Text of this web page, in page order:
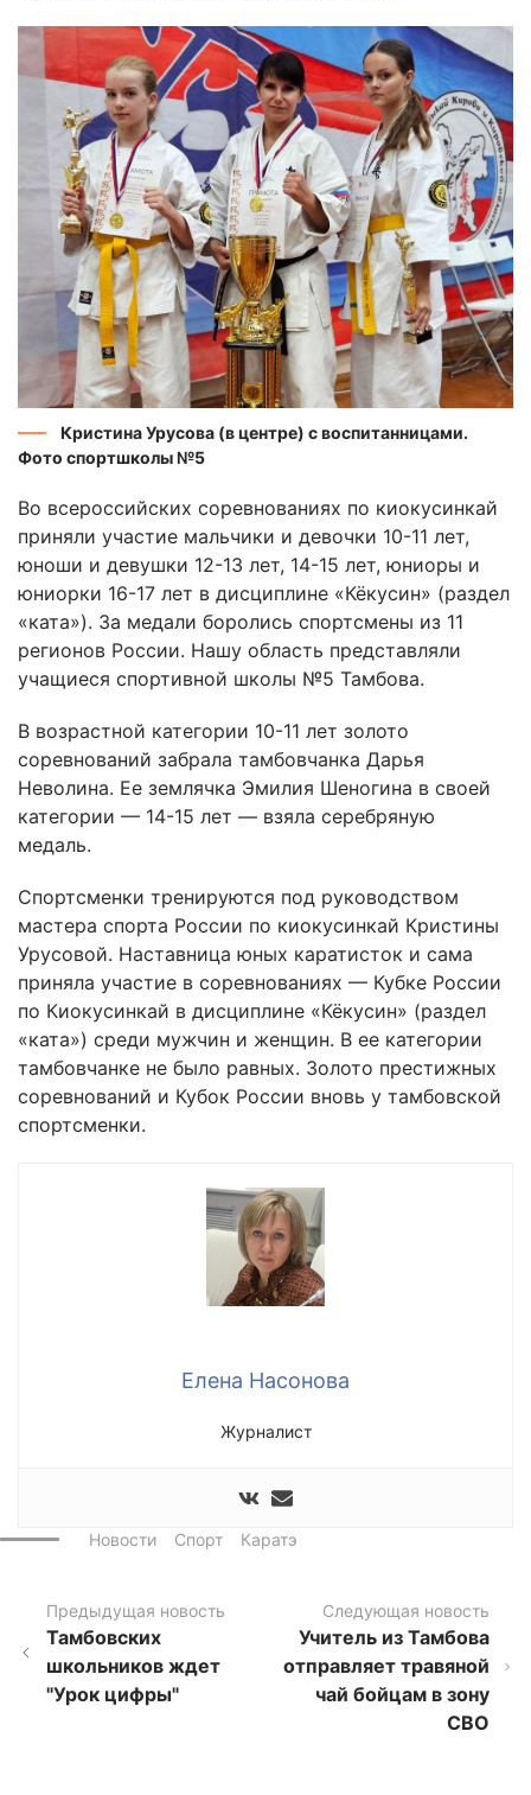
Кристина Урусова (в центре) с воспитанницами.
Фото спортшколы №5
Во всероссийских соревнованиях по киокусинкай
приняли участие мальчики и девочки 10-11 лет,
юноши и девушки 12-13 лет, 14-15 лет, юниоры и
юниорки 16-17 лет в дисциплине «Кёкусин» (раздел
«ката»). За медали боролись спортсмены из 11
регионов России. Нашу область представляли
учащиеся спортивной школы №5 Тамбова.
В возрастной категории 10-11 лет золото
соревнований забрала тамбовчанка Дарья
Неволина. Ее землячка Эмилия Шеногина в своей
категории — 14-15 лет — взяла серебряную
медаль.
Спортсменки тренируются под руководством
мастера спорта России по киокусинкай Кристины
Урусовой. Наставница юных каратисток и сама
приняла участие в соревнованиях — Кубке России
по Киокусинкай в дисциплине «Кёкусин» (раздел
«ката») среди мужчин и женщин. В ее категории
тамбовчанке не было равных. Золото престижных
соревнований и Кубок России вновь у тамбовской
спортсменки.
Елена Насонова
Журналист
Новости Спорт Каратэ
Предыдущая новость
Тамбовских
школьников ждет
"Урок цифры"
Следующая новость
Учитель из Тамбова
отправляет травяной
чай бойцам в зону
СВО